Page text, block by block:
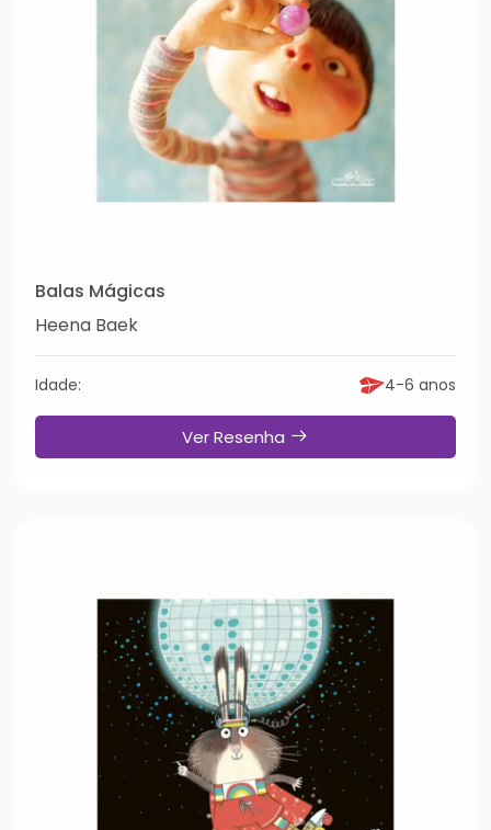
Balas Mágicas
Heena Baek
Idade: 4-6 anos
Ver Resenha